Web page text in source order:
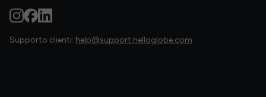
Supporto clienti: help@support.helloglobe.com